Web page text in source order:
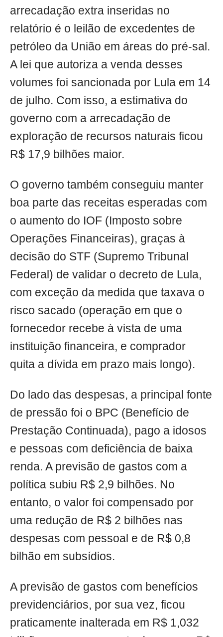
arrecadação extra inseridas no
relatório é o leilão de excedentes de
petróleo da União em áreas do pré-sal.
A lei que autoriza a venda desses
volumes foi sancionada por Lula em 14
de julho. Com isso, a estimativa do
governo com a arrecadação de
exploração de recursos naturais ficou
R$ 17,9 bilhões maior.
O governo também conseguiu manter
boa parte das receitas esperadas com
o aumento do IOF (Imposto sobre
Operações Financeiras), graças à
decisão do STF (Supremo Tribunal
Federal) de validar o decreto de Lula,
com exceção da medida que taxava o
risco sacado (operação em que o
fornecedor recebe à vista de uma
instituição financeira, e comprador
quita a dívida em prazo mais longo).
Do lado das despesas, a principal fonte
de pressão foi o BPC (Benefício de
Prestação Continuada), pago a idosos
e pessoas com deficiência de baixa
renda. A previsão de gastos com a
política subiu R$ 2,9 bilhões. No
entanto, o valor foi compensado por
uma redução de R$ 2 bilhões nas
despesas com pessoal e de R$ 0,8
bilhão em subsídios.
A previsão de gastos com benefícios
previdenciários, por sua vez, ficou
praticamente inalterada em R$ 1,032